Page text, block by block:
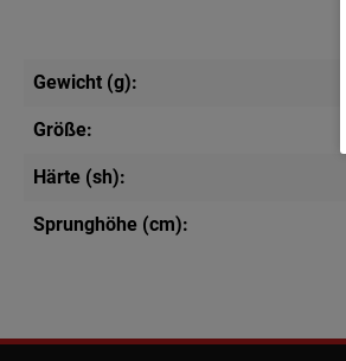
Gewicht (g):
Größe:
Härte (sh):
Sprunghöhe (cm):